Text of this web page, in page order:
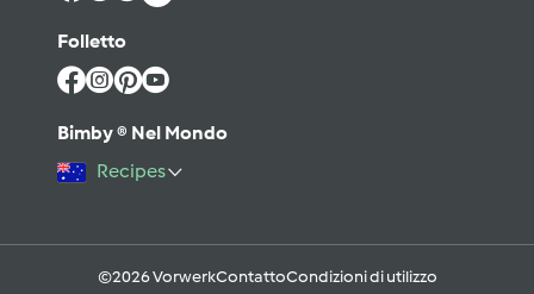
Folletto
Bimby ® Nel Mondo
Recipes
©2026 VorwerkContattoCondizioni di utilizzo